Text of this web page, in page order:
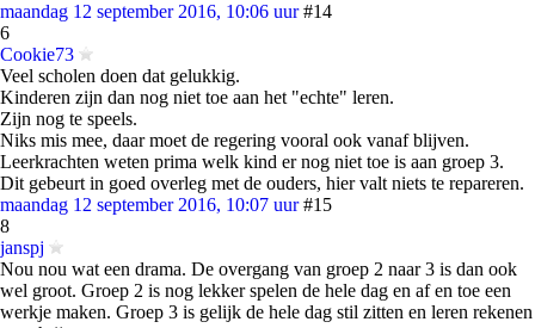
maandag 12 september 2016, 10:06 uur #14
6
Cookie73
Veel scholen doen dat gelukkig.
Kinderen zijn dan nog niet toe aan het "echte" leren.
Zijn nog te speels.
Niks mis mee, daar moet de regering vooral ook vanaf blijven.
Leerkrachten weten prima welk kind er nog niet toe is aan groep 3.
Dit gebeurt in goed overleg met de ouders, hier valt niets te repareren.
maandag 12 september 2016, 10:07 uur #15
8
janspj
Nou nou wat een drama. De overgang van groep 2 naar 3 is dan ook
wel groot. Groep 2 is nog lekker spelen de hele dag en af en toe een
werkje maken. Groep 3 is gelijk de hele dag stil zitten en leren rekenen